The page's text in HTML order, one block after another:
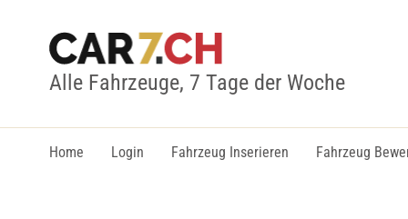
Alle Fahrzeuge, 7 Tage der Woche
Home Login Fahrzeug Inserieren Fahrzeug